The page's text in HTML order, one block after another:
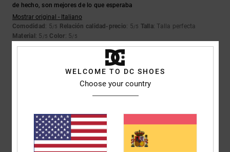
de hecho, son mejores de lo que esperaba
Mostrar original - Italiano
Comodidad : 5/5 Relación calidad-precio: 5/5 Talla: Talla perfecta
Material : 5 /5 Color: 5/5
Recomiendo este producto
4/5
SAMUEL26. febrero 2026
Compra verificada
Unos zapatos infantiles resistentes y de buena calidad
Mostrar original - English
WELCOME TO DC SHOES
Choose your country